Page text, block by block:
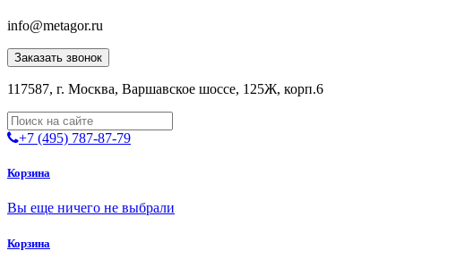
info@metagor.ru
Заказать звонок
117587, г. Москва, Варшавское шоссе, 125Ж, корп.6
+7 (495) 787-87-79
Корзина
Вы еще ничего не выбрали
Корзина